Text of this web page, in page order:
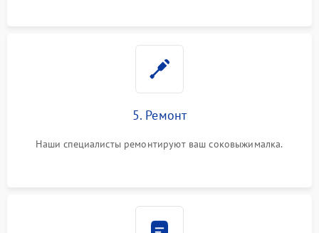
5. Ремонт
Наши специалисты ремонтируют ваш соковыжималка.